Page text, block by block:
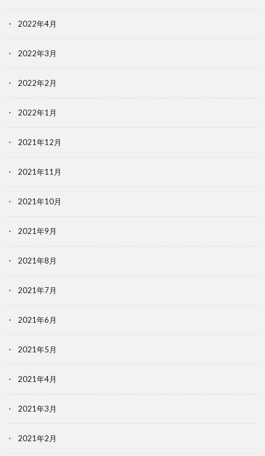
2022年4月
2022年3月
2022年2月
2022年1月
2021年12月
2021年11月
2021年10月
2021年9月
2021年8月
2021年7月
2021年6月
2021年5月
2021年4月
2021年3月
2021年2月